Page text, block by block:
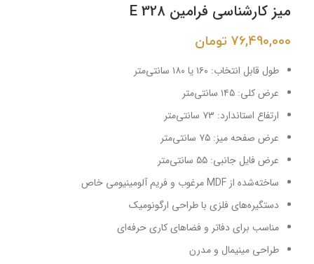
میز کارشناسی فرامین E 328
76,490,000 تومان
طول قابل انتخاب: ۱۶۰ یا ۱۸۰ سانتی‌متر
عرض کلی: ۱۴۵ سانتی‌متر
ارتفاع استاندارد: ۷۳ سانتی‌متر
عرض صفحه میز: ۷۵ سانتی‌متر
عرض فایل جانبی: ۵۵ سانتی‌متر
ساخته‌شده از MDF مرغوب و فریم آلومینیومی خاص
دستگیره‌های فلزی با طراحی ارگونومیک
مناسب برای دفاتر و فضاهای کاری حرفه‌ای
طراحی مینیمال و مدرن